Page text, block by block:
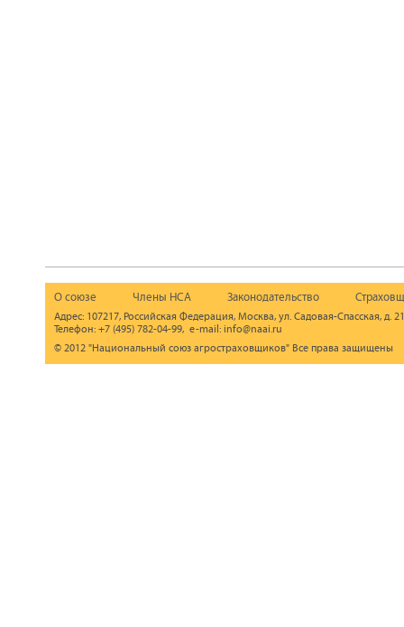
О союзе Члены НСА Законодательство
Адрес: 107217, Российская Федерация, Москва, ул. Садовая-Спасская, д.
Телефон: +7 (495) 782-04-99, e-mail: info@naai.ru
© 2012 "Национальный союз агростраховщиков" Все права защищены